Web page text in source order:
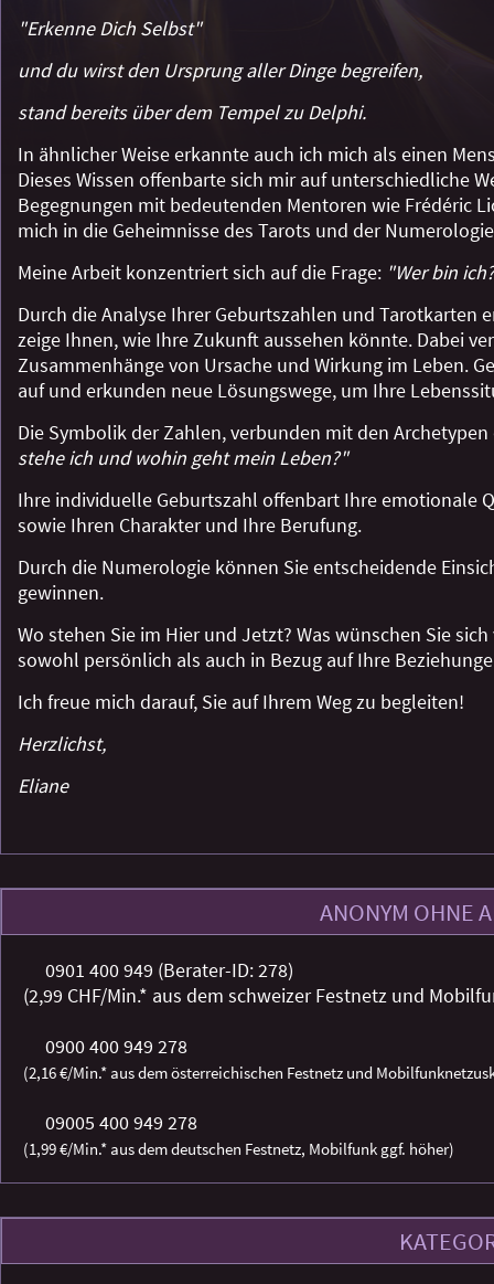
"Erkenne Dich Selbst"
und du wirst den Ursprung aller Dinge begreifen,
stand bereits über dem Tempel zu Delphi.
In ähnlicher Weise erkannte auch ich mich als einen
Dieses Wissen offenbarte sich mir auf unterschiedliche
Begegnungen mit bedeutenden Mentoren wie Frédéric
mich in die Geheimnisse des Tarots und der
Meine Arbeit konzentriert sich auf die Frage: "Wer bin
Durch die Analyse Ihrer Geburtszahlen und
zeige Ihnen, wie Ihre Zukunft aussehen könnte. Dabei
Zusammenhänge von Ursache und Wirkung im Leben.
auf und erkunden neue Lösungswege, um Ihre
Die Symbolik der Zahlen, verbunden mit den
stehe ich und wohin geht mein Leben?"
Ihre individuelle Geburtszahl offenbart Ihre emotionale
sowie Ihren Charakter und Ihre Berufung.
Durch die Numerologie können Sie entscheidende
gewinnen.
Wo stehen Sie im Hier und Jetzt? Was wünschen Sie
sowohl persönlich als auch in Bezug auf Ihre
Ich freue mich darauf, Sie auf Ihrem Weg zu begleiten!
Herzlichst,
Eliane
ANONYM OHNE
0901 400 949 (Berater-ID: 278)
(2,99 CHF/Min.* aus dem schweizer Festnetz und
0900 400 949 278
(2,16 €/Min.* aus dem österreichischen Festnetz und
09005 400 949 278
(1,99 €/Min.* aus dem deutschen Festnetz, Mobilfunk ggf. höher)